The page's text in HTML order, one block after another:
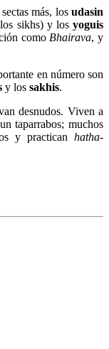
más, los udasin
los sikhs) y losyoguis
como Bhairava, y
en número son
y los sakhis.
desnudos. Viven a
taparrabos; muchos
y practican hatha-